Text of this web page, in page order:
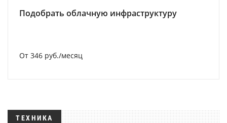
Подобрать облачную инфраструктуру
От 346 руб./месяц
ТЕХНИКА